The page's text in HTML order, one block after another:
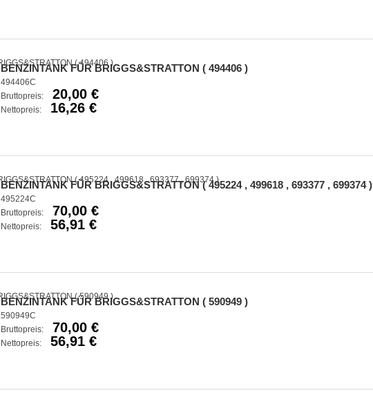
BENZINTANK FÜR BRIGGS&STRATTON ( 494406 )
494406C
Bruttopreis:
20,00 €
Nettopreis: 16,26 €
BENZINTANK FÜR BRIGGS&STRATTON ( 495224 , 499618 , 693377 , 699374 )
495224C
Bruttopreis:
70,00 €
Nettopreis: 56,91 €
BENZINTANK FÜR BRIGGS&STRATTON ( 590949 )
590949C
Bruttopreis:
70,00 €
Nettopreis: 56,91 €